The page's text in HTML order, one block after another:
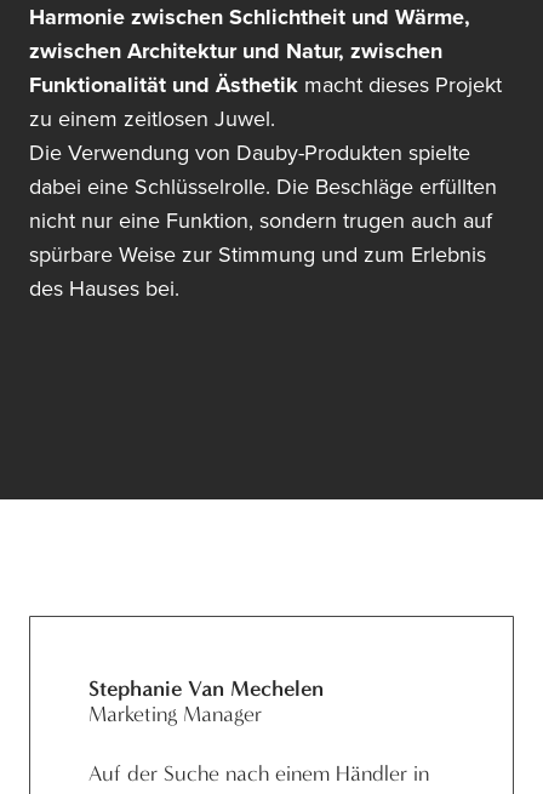
Harmonie zwischen Schlichtheit und Wärme,
zwischen Architektur und Natur, zwischen
Funktionalität und Ästhetik macht dieses Projekt
zu einem zeitlosen Juwel.
Die Verwendung von Dauby-Produkten spielte
dabei eine Schlüsselrolle. Die Beschläge erfüllten
nicht nur eine Funktion, sondern trugen auch auf
spürbare Weise zur Stimmung und zum Erlebnis
des Hauses bei.
Stephanie Van Mechelen
Marketing Manager
Auf der Suche nach einem Händler in